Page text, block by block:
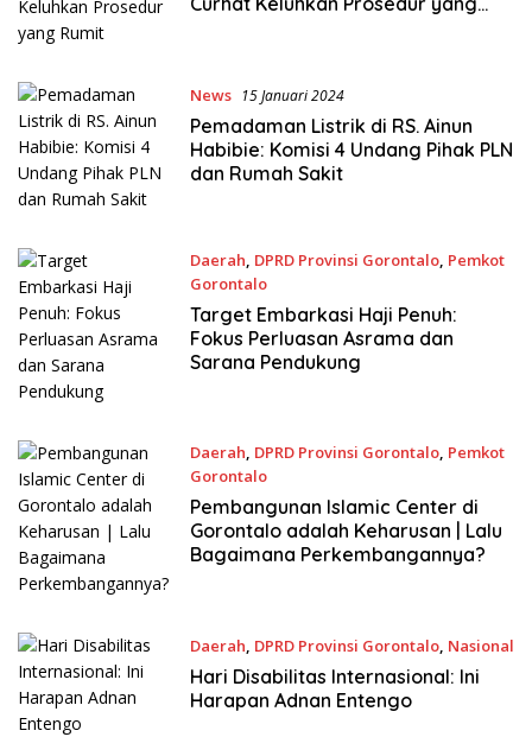
News 15 Januari 2024
Pemadaman Listrik di RS. Ainun
Habibie: Komisi 4 Undang Pihak PLN
dan Rumah Sakit
Daerah, DPRD Provinsi Gorontalo, Pemkot
Gorontalo
12 Desember 2023
Target Embarkasi Haji Penuh:
Fokus Perluasan Asrama dan
Sarana Pendukung
Daerah, DPRD Provinsi Gorontalo, Pemkot
Gorontalo
7 Desember 2023
Pembangunan Islamic Center di
Gorontalo adalah Keharusan | Lalu
Bagaimana Perkembangannya?
Daerah, DPRD Provinsi Gorontalo, Nasional
4 Desember 2023
Hari Disabilitas Internasional: Ini
Harapan Adnan Entengo